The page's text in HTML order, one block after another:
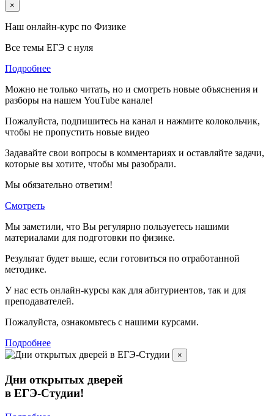
×
Наш онлайн-курс по Физике
Все темы ЕГЭ с нуля
Подробнее
Можно не только читать, но и смотреть новые объяснения и
разборы на нашем YouTube канале!
Пожалуйста, подпишитесь на канал и нажмите колокольчик,
чтобы не пропустить новые видео
Задавайте свои вопросы в комментариях и оставляйте задачи,
которые вы хотите, чтобы мы разобрали.
Мы обязательно ответим!
Смотреть
Мы заметили, что Вы регулярно пользуетесь нашими
материалами для подготовки по физике.
Результат будет выше, если готовиться по отработанной
методике.
У нас есть онлайн-курсы как для абитуриентов, так и для
преподавателей.
Пожалуйста, ознакомьтесь с нашими курсами.
Подробнее
×
Дни открытых дверей
в ЕГЭ-Студии!